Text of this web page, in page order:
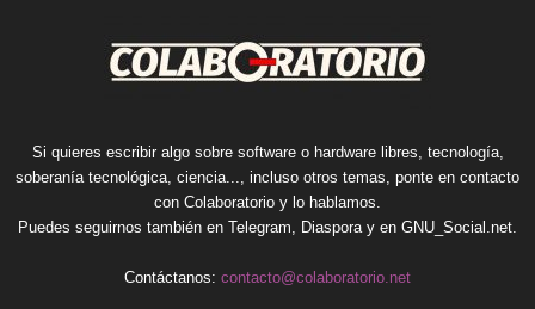
Si quieres escribir algo sobre software o hardware libres, tecnología,
soberanía tecnológica, ciencia..., incluso otros temas, ponte en contacto
con Colaboratorio y lo hablamos.
Puedes seguirnos también en Telegram, Diasporay en GNU_Social.net.
Contáctanos: contacto@colaboratorio.net